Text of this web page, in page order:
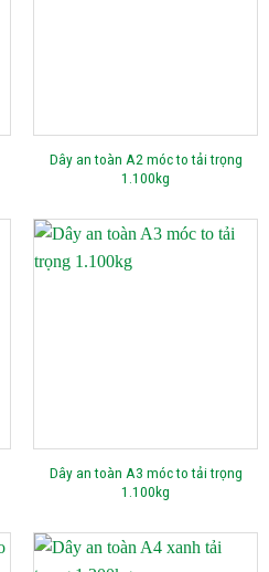
Dây an toàn A2 móc to tải trọng
1.100kg
Dây an toàn A3 móc to tải trọng
1.100kg